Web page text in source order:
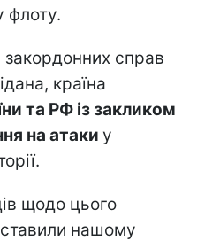
флоту.
закордонних справ
країна
та РФ із закликом
на атаки у
щодо цього
нашому